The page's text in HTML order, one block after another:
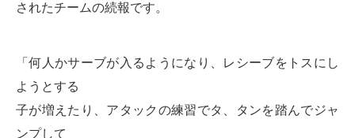
されたチームの続報です。
「何人かサーブが入るようになり、レシーブをトスにし
ようとする
子が増えたり、アタックの練習でタ、タンを踏んでジャ
ンプして